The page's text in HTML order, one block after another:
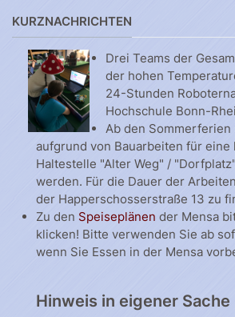
KURZNACHRICHTEN
Drei Teams der
der hohen
24-Stunden
Hochschule Bonn-
Ab den Sommerferien
aufgrund von Bauarbeiten für eine
Haltestelle "Alter Weg" /
werden. Für die Dauer der
der Happerschosserstraße 13 zu
Zu den Speiseplänen der Mensa
klicken! Bitte verwenden Sie ab
wenn Sie Essen in der Mensa
Hinweis in eigener Sache